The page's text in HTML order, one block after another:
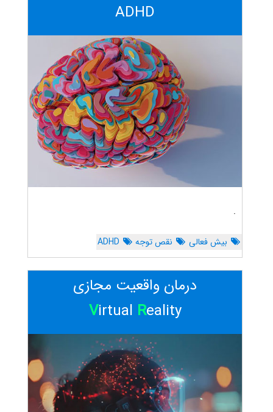
ADHD
.
بیش فعالی نقص توجه ADHD
درمان واقعیت مجازی
Virtual Reality